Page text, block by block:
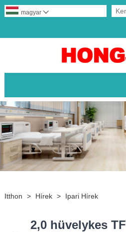
magyar 
Itthon > Hírek > Ipari Hírek
2,0 hüvelykes